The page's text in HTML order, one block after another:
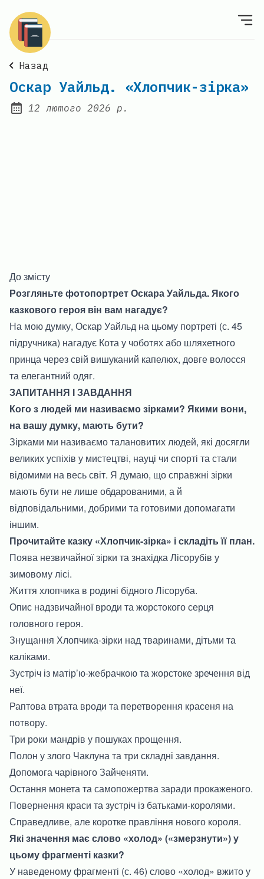
Назад
Оскар Уайльд. «Хлопчик-зірка»
Posted on:
12 лютого 2026 р.
До змісту
Розгляньте фотопортрет Оскара Уайльда. Якого
казкового героя він вам нагадує?
На мою думку, Оскар Уайльд на цьому портреті (с. 45
підручника) нагадує Кота у чоботях або шляхетного
принца через свій вишуканий капелюх, довге волосся
та елегантний одяг.
ЗАПИТАННЯ І ЗАВДАННЯ
Кого з людей ми називаємо зірками? Якими вони,
на вашу думку, мають бути?
Зірками ми називаємо талановитих людей, які досягли
великих успіхів у мистецтві, науці чи спорті та стали
відомими на весь світ. Я думаю, що справжні зірки
мають бути не лише обдарованими, а й
відповідальними, добрими та готовими допомагати
іншим.
Прочитайте казку «Хлопчик-зірка» і складіть її план.
Поява незвичайної зірки та знахідка Лісорубів у
зимовому лісі.
Життя хлопчика в родині бідного Лісоруба.
Опис надзвичайної вроди та жорстокого серця
головного героя.
Знущання Хлопчика-зірки над тваринами, дітьми та
каліками.
Зустріч із матір’ю-жебрачкою та жорстоке зречення від
неї.
Раптова втрата вроди та перетворення красеня на
потвору.
Три роки мандрів у пошуках прощення.
Полон у злого Чаклуна та три складні завдання.
Допомога чарівного Зайченяти.
Остання монета та самопожертва заради прокаженого.
Повернення краси та зустріч із батьками-королями.
Справедливе, але коротке правління нового короля.
Які значення має слово «холод» («змерзнути») у
цьому фрагменті казки?
У наведеному фрагменті (с. 46) слово «холод» вжито у